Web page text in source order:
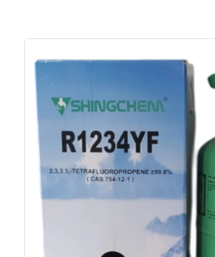
Tərəfdaşlar
Mağazalar
Əlaqə